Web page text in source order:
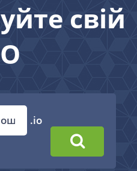
свій
.io